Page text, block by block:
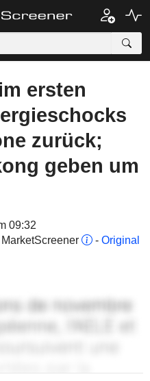
ersten
zurück;
geben um
09:32
- Original